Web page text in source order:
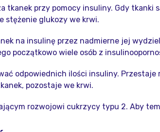
tkanek przy pomocy insuliny. Gdy
stężenie glukozy we krwi.
na insulinę przez nadmierne jej
początkowo wiele osób z
odpowiednich ilości insuliny.
pozostaje we krwi.
rozwojowi cukrzycy typu 2. Aby